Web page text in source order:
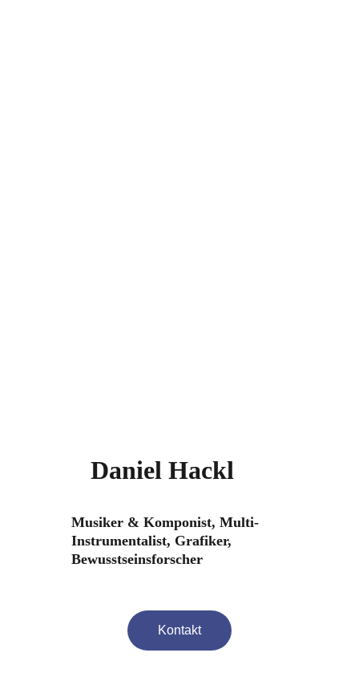
Daniel Hackl
Musiker & Komponist, Multi-
Instrumentalist, Grafiker,
Bewusstseinsforscher
Kontakt